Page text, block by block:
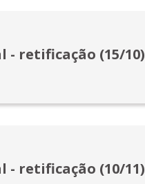
- retificação (15/10)
- retificação (10/11)